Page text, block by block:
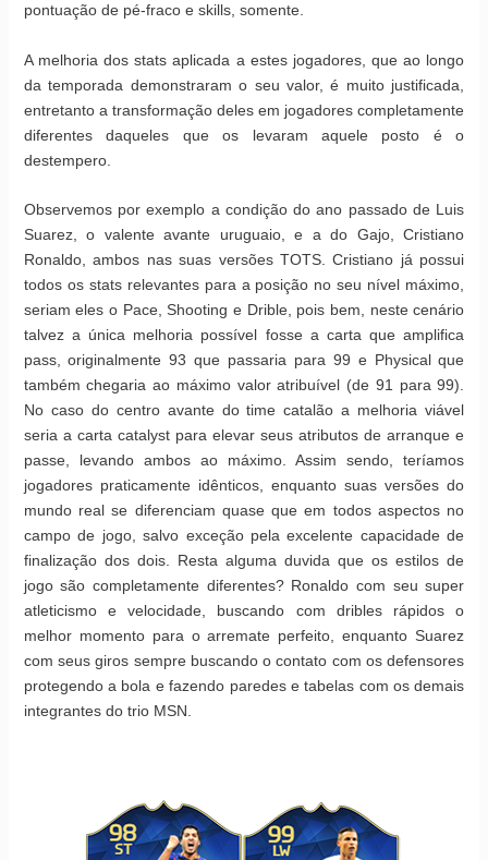
pontuação de pé-fraco e skills, somente.
A melhoria dos stats aplicada a estes jogadores, que ao longo
da temporada demonstraram o seu valor, é muito justificada,
entretanto a transformação deles em jogadores completamente
diferentes daqueles que os levaram aquele posto é o
destempero.
Observemos por exemplo a condição do ano passado de Luis
Suarez, o valente avante uruguaio, e a do Gajo, Cristiano
Ronaldo, ambos nas suas versões TOTS. Cristiano já possui
todos os stats relevantes para a posição no seu nível máximo,
seriam eles o Pace, Shooting e Drible, pois bem, neste cenário
talvez a única melhoria possível fosse a carta que amplifica
pass, originalmente 93 que passaria para 99 e Physical que
também chegaria ao máximo valor atribuível (de 91 para 99).
No caso do centro avante do time catalão a melhoria viável
seria a carta catalyst para elevar seus atributos de arranque e
passe, levando ambos ao máximo. Assim sendo, teríamos
jogadores praticamente idênticos, enquanto suas versões do
mundo real se diferenciam quase que em todos aspectos no
campo de jogo, salvo exceção pela excelente capacidade de
finalização dos dois. Resta alguma duvida que os estilos de
jogo são completamente diferentes? Ronaldo com seu super
atleticismo e velocidade, buscando com dribles rápidos o
melhor momento para o arremate perfeito, enquanto Suarez
com seus giros sempre buscando o contato com os defensores
protegendo a bola e fazendo paredes e tabelas com os demais
integrantes do trio MSN.